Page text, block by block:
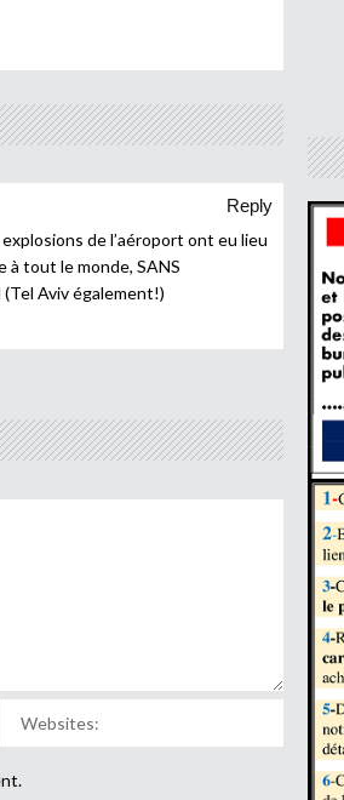
Reply
de l’aéroport ont eu lieu
à tout le monde, SANS
Aviv également!)